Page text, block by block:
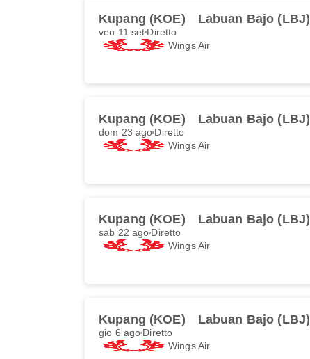
Kupang (KOE) Labuan Bajo (LBJ)
ven 11 set Diretto
Wings Air
Kupang (KOE) Labuan Bajo (LBJ)
dom 23 ago Diretto
Wings Air
Kupang (KOE) Labuan Bajo (LBJ)
sab 22 ago Diretto
Wings Air
Kupang (KOE) Labuan Bajo (LBJ)
gio 6 ago Diretto
Wings Air